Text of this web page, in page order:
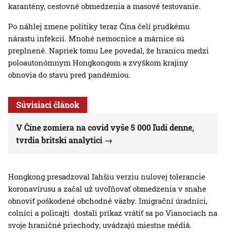
karantény, cestovné obmedzenia a masové testovanie.
Po náhlej zmene politiky teraz Čína čelí prudkému
nárastu infekcií. Mnohé nemocnice a márnice sú
preplnené. Napriek tomu Lee povedal, že hranicu medzi
poloautonómnym Hongkongom a zvyškom krajiny
obnovia do stavu pred pandémiou.
Súvisiaci článok
V Číne zomiera na covid vyše 5 000 ľudí denne,
tvrdia britskí analytici
Hongkong presadzoval ľahšiu verziu nulovej tolerancie
koronavírusu a začal už uvoľňovať obmedzenia v snahe
obnoviť poškodené obchodné väzby. Imigrační úradníci,
colníci a policajti dostali príkaz vrátiť sa po Vianociach na
svoje hraničné priechody, uvádzajú miestne médiá.